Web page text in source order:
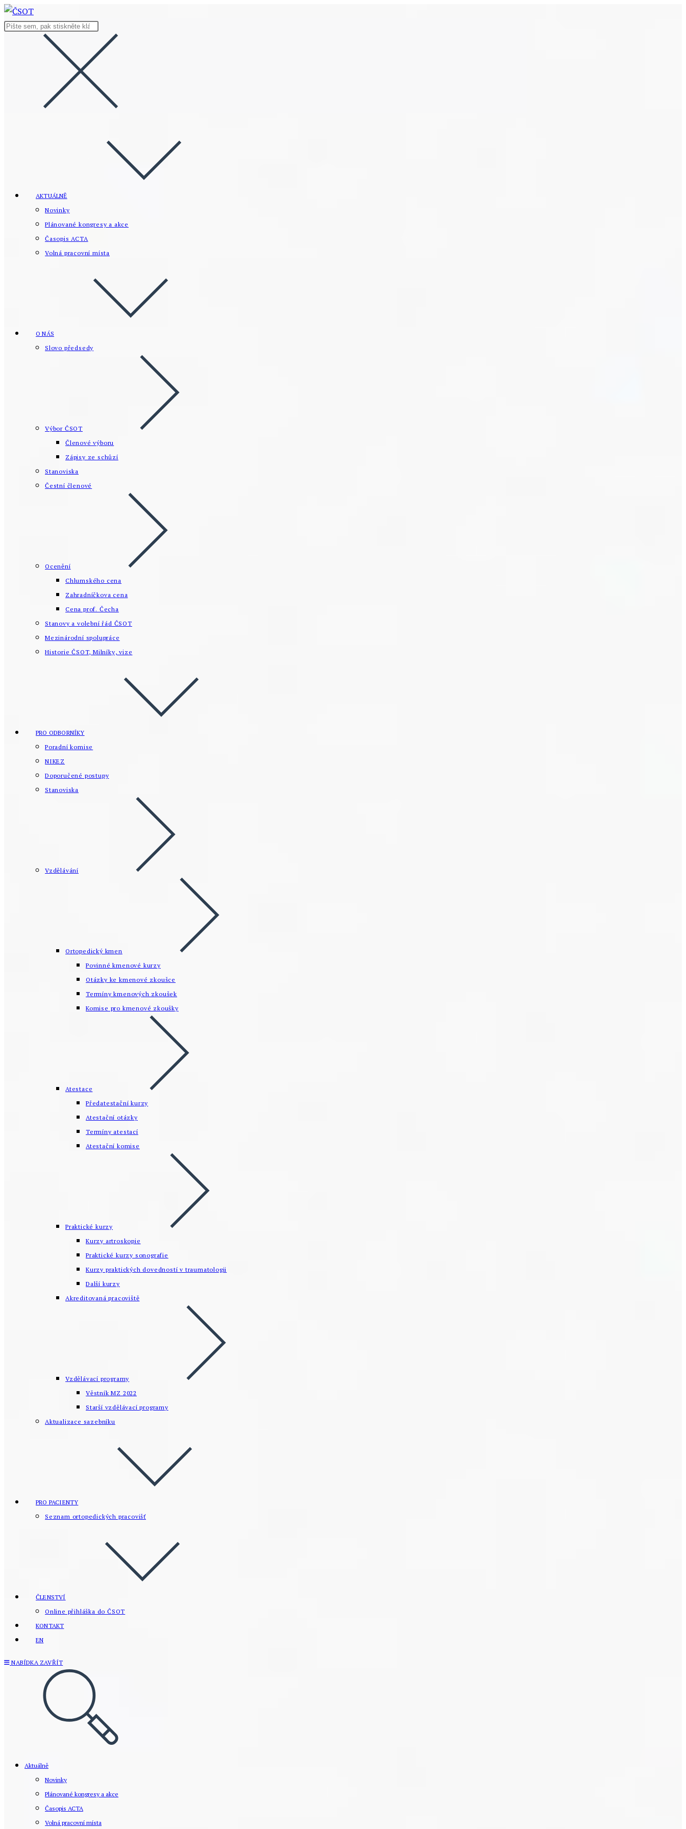
Přejít
k
Hledat
AKTUÁLNĚ
Novinky
Plánované kongresy a akce
Časopis ACTA
Volná pracovní místa
O NÁS
Slovo předsedy
Výbor ČSOT
Členové výboru
Zápisy ze schůzí
Stanoviska
Čestní členové
Ocenění
Chlumského cena
Zahradníčkova cena
Cena prof. Čecha
Stanovy a volební řád ČSOT
Mezinárodní spolupráce
Historie ČSOT, Milníky, vize
PRO ODBORNÍKY
Poradní komise
NIKEZ
Doporučené postupy
Stanoviska
Vzdělávání
Ortopedický kmen
Povinné kmenové kurzy
Otázky ke kmenové zkoušce
Termíny kmenových zkoušek
Komise pro kmenové zkoušky
Atestace
Předatestační kurzy
Atestační otázky
Termíny atestací
Atestační komise
Praktické kurzy
Kurzy artroskopie
Praktické kurzy sonografie
Kurzy praktických dovedností v traumatologii
Další kurzy
Akreditovaná pracoviště
Vzdělávací programy
Věstník MZ 2022
Starší vzdělávací­ programy
Aktualizace sazebníku
PRO PACIENTY
Seznam ortopedických pracovišť
ČLENSTVÍ
Online přihláška do ČSOT
KONTAKT
EN
NABÍDKA ZAVŘÍT
Aktuálně
Novinky
Plánované kongresy a akce
Časopis ACTA
Volná pracovní místa